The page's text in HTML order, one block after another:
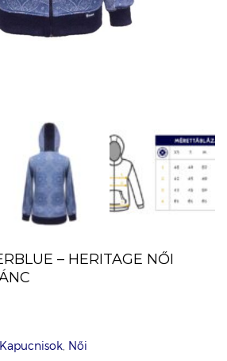
– HERITAGE NŐI
Kapucnisok Női